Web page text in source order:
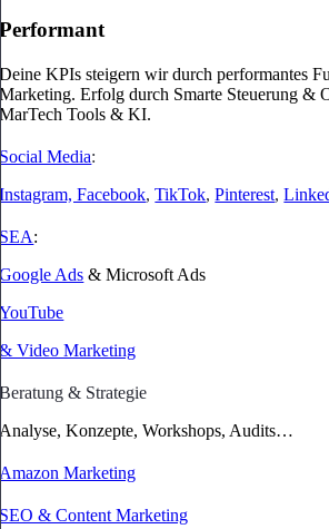
Performant
Deine KPIs steigern wir durch performantes
Marketing. Erfolg durch Smarte Steuerung &
MarTech Tools & KI.
Social Media:
Instagram, Facebook,TikTok,Pinterest,
SEA:
Google Ads & Microsoft Ads
YouTube
& Video Marketing
Beratung & Strategie
Analyse, Konzepte, Workshops, Audits…
Amazon Marketing
SEO & Content Marketing